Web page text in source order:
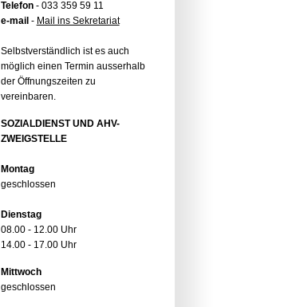
Telefon- 033 359 59 11
e-mail - Mail ins Sekretariat
Selbstverständlich ist es auch
möglich einen Termin ausserhalb
der Öffnungszeiten zu
vereinbaren.
SOZIALDIENST UND AHV-
ZWEIGSTELLE
Montag
geschlossen
Dienstag
08.00 - 12.00 Uhr
14.00 - 17.00 Uhr
Mittwoch
geschlossen